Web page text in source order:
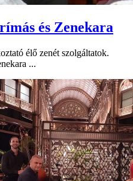
és Zenekara
élő zenét szolgáltatok.
...